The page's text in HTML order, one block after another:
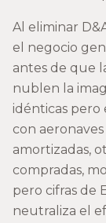
Al eliminar
el negocio
antes de que
nublen la
idénticas pero
con
amortizadas,
compradas,
pero cifras de
neutraliza el